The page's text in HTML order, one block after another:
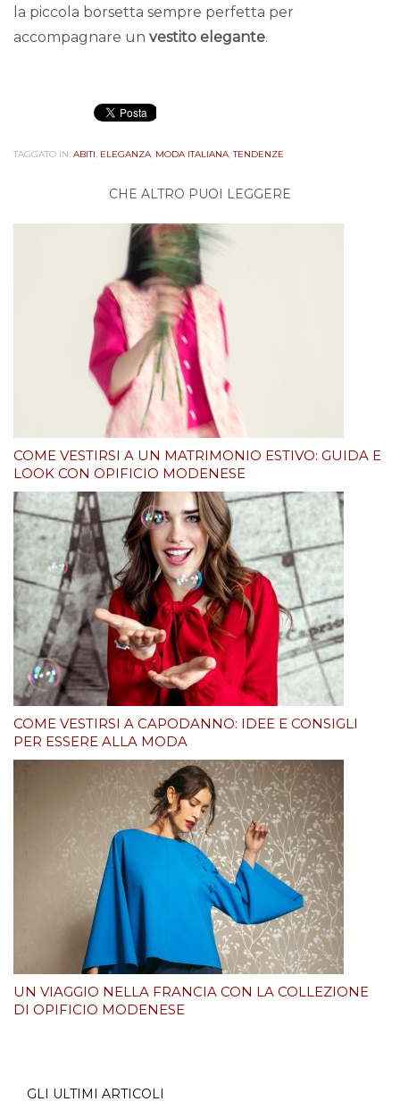
la piccola borsetta sempre perfetta per
accompagnare un vestito elegante.
TAGGATO IN: ABITI, ELEGANZA, MODA ITALIANA,TENDENZE
CHE ALTRO PUOI LEGGERE
COME VESTIRSI A UN MATRIMONIO ESTIVO: GUIDA E
LOOK CON OPIFICIO MODENESE
COME VESTIRSI A CAPODANNO: IDEE E CONSIGLI
PER ESSERE ALLA MODA
UN VIAGGIO NELLA FRANCIA CON LA COLLEZIONE
DI OPIFICIO MODENESE
GLI ULTIMI ARTICOLI